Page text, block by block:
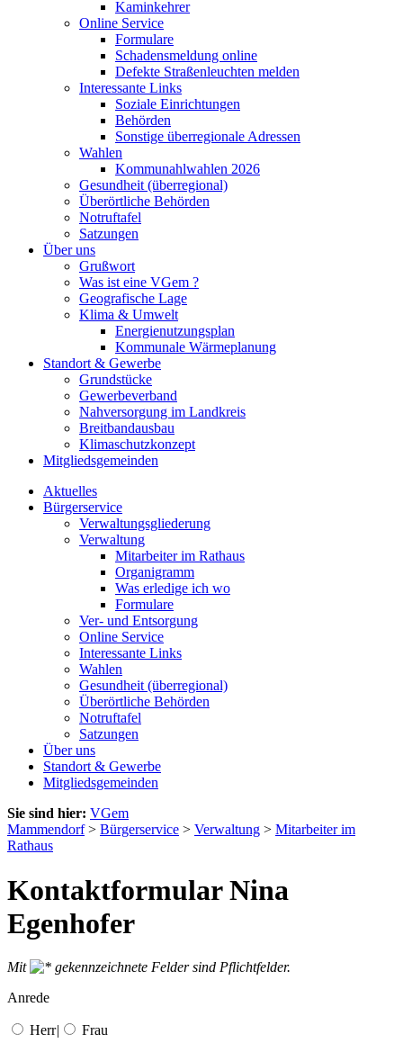
Kaminkehrer
Online Service
Formulare
Schadensmeldung online
Defekte Straßenleuchten melden
Interessante Links
Soziale Einrichtungen
Behörden
Sonstige überregionale Adressen
Wahlen
Kommunahlwahlen 2026
Gesundheit (überregional)
Überörtliche Behörden
Notruftafel
Satzungen
Über uns
Grußwort
Was ist eine VGem ?
Geografische Lage
Klima & Umwelt
Energienutzungsplan
Kommunale Wärmeplanung
Standort & Gewerbe
Grundstücke
Gewerbeverband
Nahversorgung im Landkreis
Breitbandausbau
Klimaschutzkonzept
Mitgliedsgemeinden
Aktuelles
Bürgerservice
Verwaltungsgliederung
Verwaltung
Mitarbeiter im Rathaus
Organigramm
Was erledige ich wo
Formulare
Ver- und Entsorgung
Online Service
Interessante Links
Wahlen
Gesundheit (überregional)
Überörtliche Behörden
Notruftafel
Satzungen
Über uns
Standort & Gewerbe
Mitgliedsgemeinden
Sie sind hier: VGem
Mammendorf> Bürgerservice > Verwaltung > Mitarbeiter im
Rathaus
Kontaktformular Nina
Egenhofer
Mit
gekennzeichnete Felder sind Pflichtfelder.
Anrede
Herr| Frau